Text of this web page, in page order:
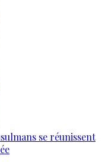
se réunissent